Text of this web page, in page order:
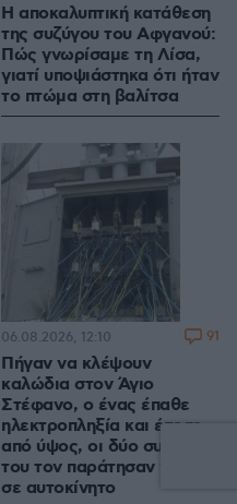
Η αποκαλυπτική κατάθεση
της συζύγου του Αφγανού:
Πώς γνωρίσαμε τη Λίσα,
γιατί υποψιάστηκα ότι ήταν
το πτώμα στη βαλίτσα
Πήγαν να κλέψουν
καλώδια στον Άγιο
Στέφανο, ο ένας έπαθε
ηλεκτροπληξία και έπεσε
από ύψος, οι δύο συνεργοί
του τον παράτησαν νεκρό
σε αυτοκίνητο
06.08.2026, 12:10 91